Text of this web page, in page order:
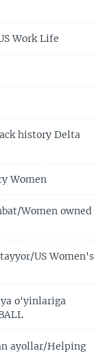
Work Life
history Delta
Women
Women owned
US Women's
o'yinlariga
ayollar/Helping